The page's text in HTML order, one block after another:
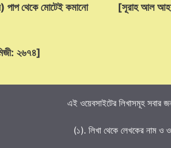
পাপ থেকে মোটেই কমানো
২৬৭৪]
[সূরাহ আল
এই ওয়েবসাইটের লিখাসমূহ সবার
(১). লিখা থেকে লেখকের নাম ও